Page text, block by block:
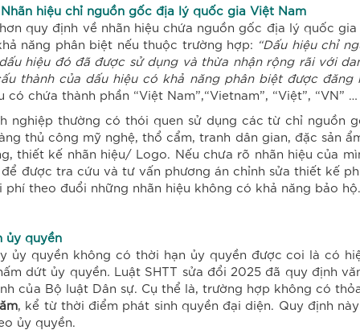
hiệu chỉ nguồn gốc địa lý quốc gia Việt Nam
quy định về nhãn hiệu chứa nguồn gốc địa lý quốc
năng phân biệt nếu thuộc trường hợp: “Dấu hiệu chỉ
hiệu đó đã được sử dụng và thừa nhận rộng rãi với
thành của dấu hiệu có khả năng phân biệt được
chứa thành phần “Việt Nam”,“Vietnam”, “Việt”, “VN”
nghiệp thường có thói quen sử dụng các từ chỉ nguồn
thủ công mỹ nghệ, thổ cẩm, tranh dân gian, đặc sản
thiết kế nhãn hiệu/ Logo. Nếu chưa rõ nhãn hiệu của
được tra cứu và tư vấn phương án chỉnh sửa thiết kế
theo đuổi những nhãn hiệu không có khả năng bảo hộ.
ủy quyền
ủy quyền không có thời hạn ủy quyền được coi là có
dứt ủy quyền Luật SHTT sửa đổi 2025 đã quy định
của Bộ luật Dân sự. Cụ thể là, trường hợp không có
, kể từ thời điểm phát sinh quyền đại diện. Quy định
ủy quyền.